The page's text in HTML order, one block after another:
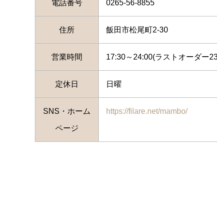
電話番号 0265-56-8855
住所 飯田市松尾町2-30
営業時間 17:30～24:00(ラストオーダー
定休日 日曜
SNS・ホーム
ページ
https://filare.net/mambo/